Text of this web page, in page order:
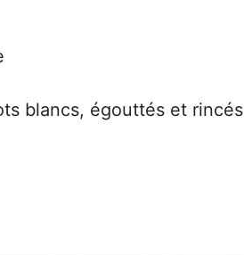
blancs, égouttés et rincés